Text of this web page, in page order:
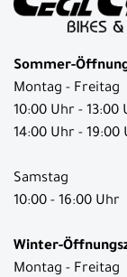
Sommer-
Montag - Freitag
10:00 Uhr - 13:00
14:00 Uhr - 19:00
Samstag
10:00 - 16:00 Uhr
Winter-
Montag - Freitag